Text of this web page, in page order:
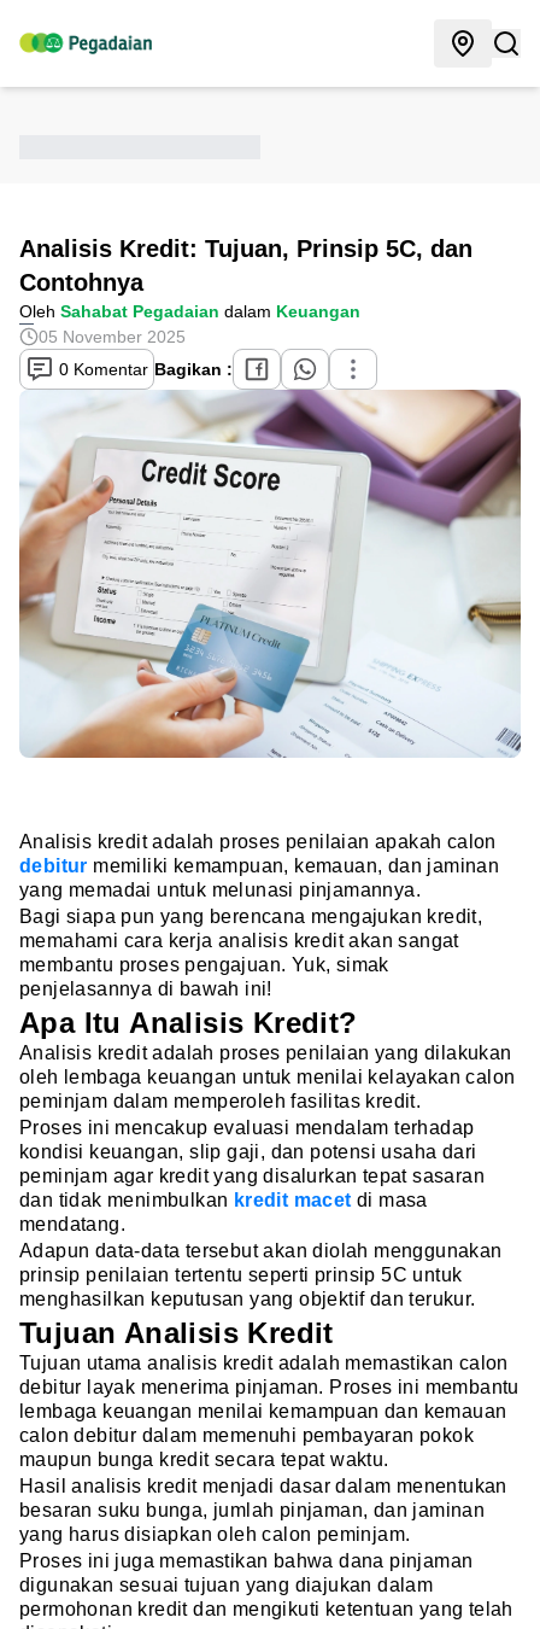
Analisis Kredit: Tujuan, Prinsip 5C, dan
Contohnya
Oleh Sahabat Pegadaian dalam Keuangan
05 November 2025
0 Komentar Bagikan :
Analisis kredit adalah proses penilaian apakah calon
debitur memiliki kemampuan, kemauan, dan jaminan
yang memadai untuk melunasi pinjamannya.
Bagi siapa pun yang berencana mengajukan kredit,
memahami cara kerja analisis kredit akan sangat
membantu proses pengajuan. Yuk, simak
penjelasannya di bawah ini!
Apa Itu Analisis Kredit?
Analisis kredit adalah proses penilaian yang dilakukan
oleh lembaga keuangan untuk menilai kelayakan calon
peminjam dalam memperoleh fasilitas kredit.
Proses ini mencakup evaluasi mendalam terhadap
kondisi keuangan, slip gaji, dan potensi usaha dari
peminjam agar kredit yang disalurkan tepat sasaran
dan tidak menimbulkan kredit macet di masa
mendatang.
Adapun data-data tersebut akan diolah menggunakan
prinsip penilaian tertentu seperti prinsip 5C untuk
menghasilkan keputusan yang objektif dan terukur.
Tujuan Analisis Kredit
Tujuan utama analisis kredit adalah memastikan calon
debitur layak menerima pinjaman. Proses ini membantu
lembaga keuangan menilai kemampuan dan kemauan
calon debitur dalam memenuhi pembayaran pokok
maupun bunga kredit secara tepat waktu.
Hasil analisis kredit menjadi dasar dalam menentukan
besaran suku bunga, jumlah pinjaman, dan jaminan
yang harus disiapkan oleh calon peminjam.
Proses ini juga memastikan bahwa dana pinjaman
digunakan sesuai tujuan yang diajukan dalam
permohonan kredit dan mengikuti ketentuan yang telah